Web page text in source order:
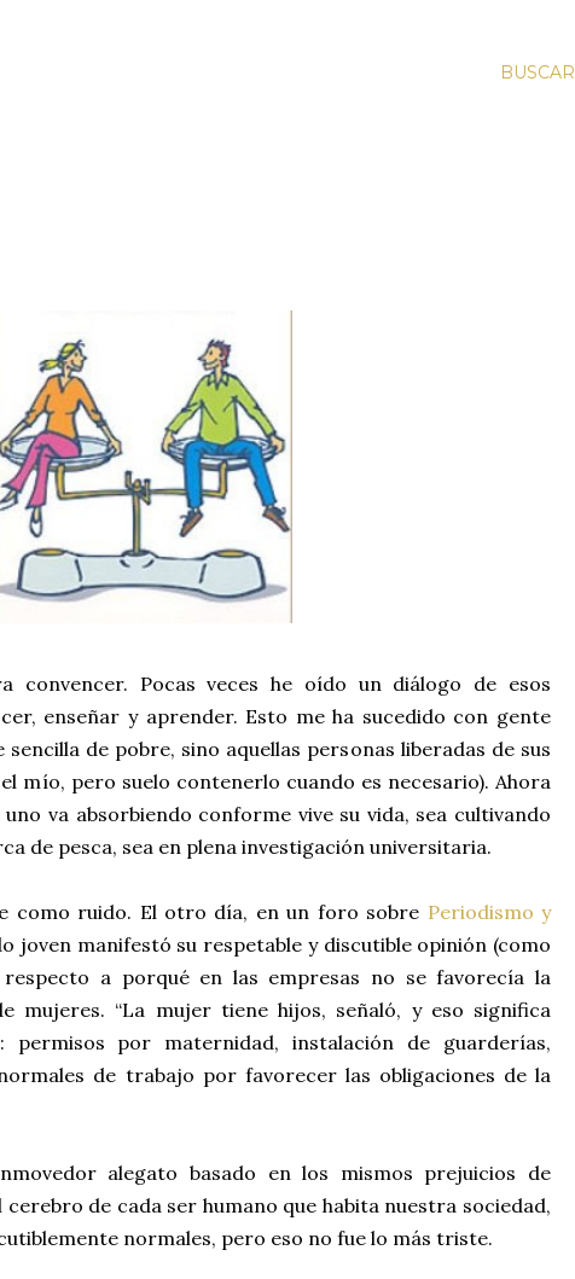
BUSCAR
convencer. Pocas veces he oído un diálogo de esos
enseñar y aprender. Esto me ha sucedido con gente
de pobre, sino aquellas personas liberadas de sus
mío, pero suelo contenerlo cuando es necesario). Ahora
va absorbiendo conforme vive su vida, sea cultivando
de pesca, sea en plena investigación universitaria.
como ruido. El otro día, en un foro sobre Periodismo y
joven manifestó su respetable y discutible opinión (como
a porqué en las empresas no se favorecía la
mujeres. “La mujer tiene hijos, señaló, y eso significa
permisos por maternidad, instalación de guarderías,
de trabajo por favorecer las obligaciones de la
alegato basado en los mismos prejuicios de
de cada ser humano que habita nuestra sociedad,
normales, pero eso no fue lo más triste.